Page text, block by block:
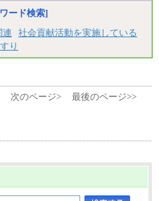
にスキル・経験に応じて、決定
に変更はございません
ード検索]
連
社会貢献活動を実施している
り
次のページ> 最後のページ>>